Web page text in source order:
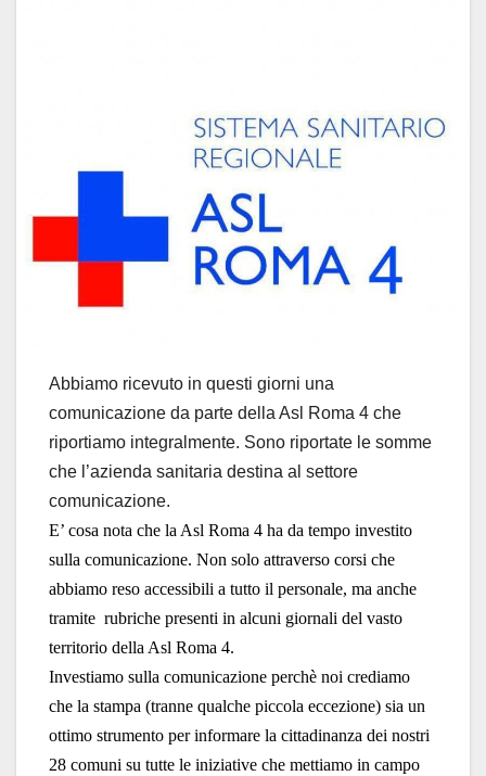
Abbiamo ricevuto in questi giorni una
comunicazione da parte della Asl Roma 4 che
riportiamo integralmente. Sono riportate le somme
che l’azienda sanitaria destina al settore
comunicazione.
E’ cosa nota che la Asl Roma 4 ha da tempo investito
sulla comunicazione. Non solo attraverso corsi che
abbiamo reso accessibili a tutto il personale, ma anche
tramite rubriche presenti in alcuni giornali del vasto
territorio della Asl Roma 4.
Investiamo sulla comunicazione perchè noi crediamo
che la stampa (tranne qualche piccola eccezione) sia un
ottimo strumento per informare la cittadinanza dei nostri
28 comuni su tutte le iniziative che mettiamo in campo